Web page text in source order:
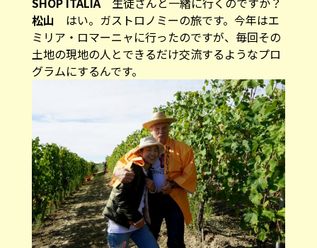
松山 はい。ガストロノミーの旅です。今年はエ
ミリア・ロマーニャに行ったのですが、毎回その
土地の現地の人とできるだけ交流するようなプロ
グラムにするんです。